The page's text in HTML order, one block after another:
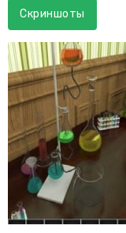
Скриншоты